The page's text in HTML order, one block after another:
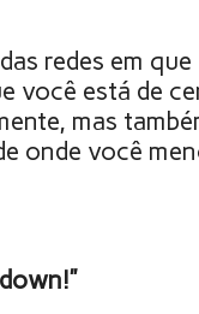
redes em
você está de
mas
onde você